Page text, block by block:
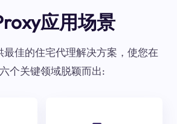
应用场景
最佳的住宅代理解决方案，使您在
个关键领域脱颖而出: